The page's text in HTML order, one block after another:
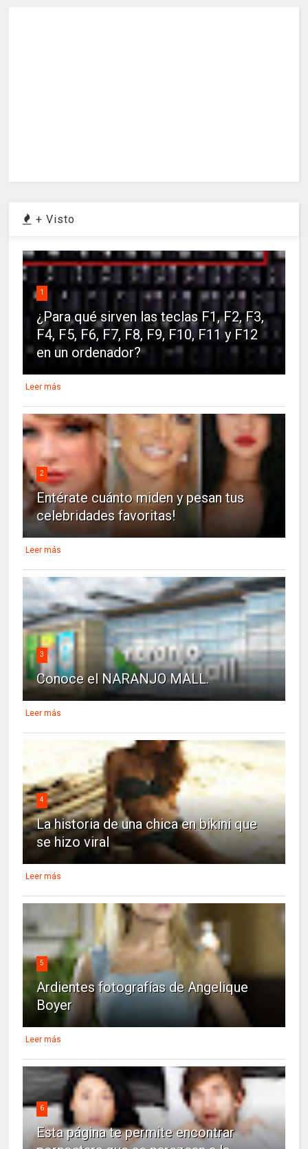
+ Visto
1
¿Para qué sirven las teclas F1, F2, F3,
F4, F5, F6, F7, F8, F9, F10, F11 y F12
en un ordenador?
Leer más
2
Entérate cuánto miden y pesan tus
celebridades favoritas!
Leer más
3
Conoce el NARANJO MALL.
Leer más
4
La historia de una chica en bikini que
se hizo viral
Leer más
5
Ardientes fotografías de Angelique
Boyer
Leer más
6
Esta página te permite encontrar